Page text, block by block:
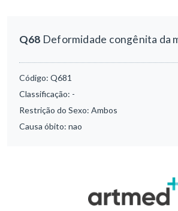
Q68 Deformidade congênita da
Código: Q681
Classificação: -
Restrição do Sexo: Ambos
Causa óbito: nao